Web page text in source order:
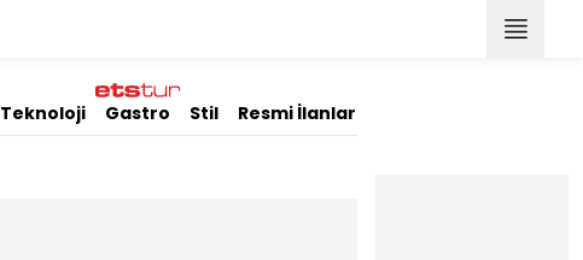
Teknoloji Gastro Stil Resmi İlanlar